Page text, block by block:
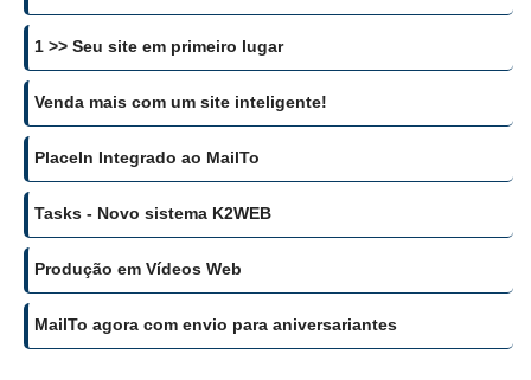
1 >> Seu site em primeiro lugar
Venda mais com um site inteligente!
PlaceIn Integrado ao MailTo
Tasks - Novo sistema K2WEB
Produção em Vídeos Web
MailTo agora com envio para aniversariantes